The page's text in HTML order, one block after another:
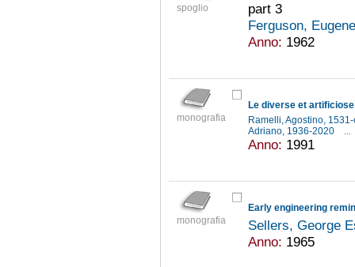
spoglio
part 3
Ferguson,
Anno: 1962
monografia
Le diverse et
Ramelli, Agostino,
Adriano, 1936-2020
...
Anno: 1991
monografia
Sellers, George
Anno: 1965